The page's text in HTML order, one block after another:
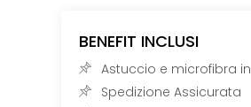
BENEFIT INCLUSI
Astuccio e microfibra
Spedizione Assicurata